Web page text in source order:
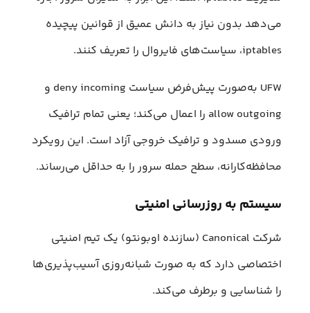
می‌دهد بدون نیاز به دانش عمیق از قوانین پیچیده
iptables، سیاست‌های فایروال را تعریف کنند.
UFW به‌صورت پیش‌فرض سیاست deny incoming و
allow outgoing را اعمال می‌کند؛ یعنی تمام ترافیک
ورودی مسدود و ترافیک خروجی آزاد است. این رویکرد
محافظه‌کارانه، سطح حمله سرور را به حداقل می‌رساند.
سیستم به‌ روزرسانی امنیتی
شرکت Canonical (سازنده اوبونتو) یک تیم امنیتی
اختصاصی دارد که به‌ صورت شبانه‌روزی آسیب‌پذیری‌ها
را شناسایی و برطرف می‌کند.